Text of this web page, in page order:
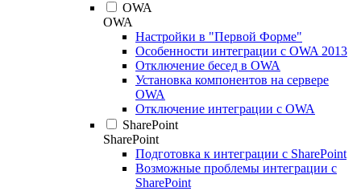
OWA
OWA
Настройки в "Первой Форме"
Особенности интеграции с OWA 2013
Отключение бесед в OWA
Установка компонентов на сервере
OWA
Отключение интеграции с OWA
SharePoint
SharePoint
Подготовка к интеграции с SharePoint
Возможные проблемы интеграции с
SharePoint